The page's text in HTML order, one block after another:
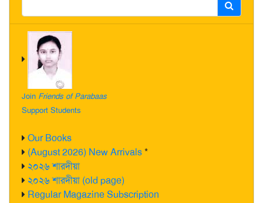
Join Friends of Parabaas
Support Students
Our Books
(August 2026) New Arrivals*
২০২৬ শারদীয়া
২০২৬ শারদীয়া (old page)
Regular Magazine Subscription